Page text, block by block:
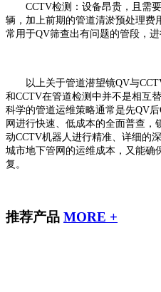
CCTV检测：设备昂贵，且需要
辆，加上前期的管道清淤预处理费
常用于QV筛查出有问题的管段，
以上关于管道潜望镜QV与
和CCTV在管道检测中并不是相互
科学的管道运维策略通常是先QV
网进行快速、低成本的全面普查，
动CCTV机器人进行精准、详细的
城市地下管网的运维成本，又能确
复。
推荐产品 MORE +